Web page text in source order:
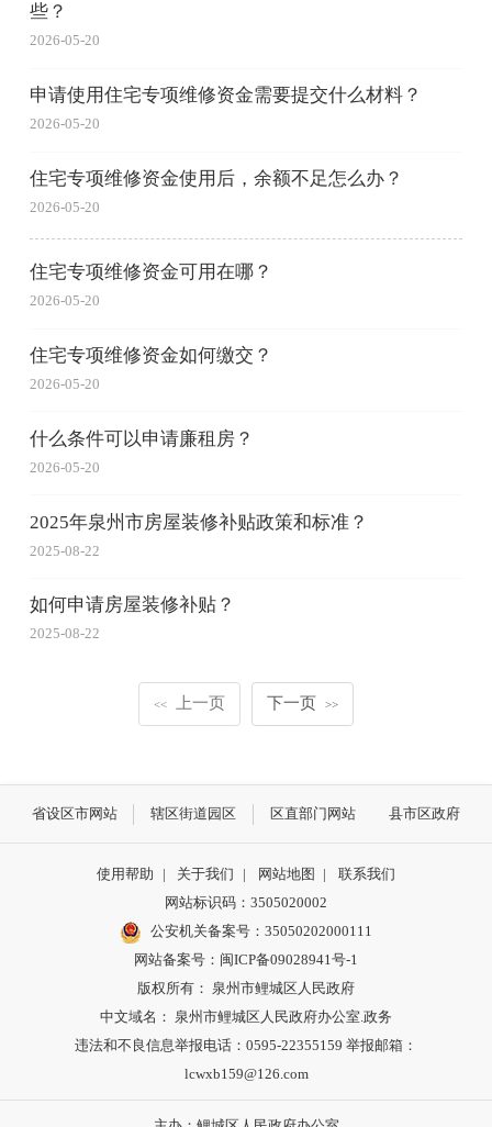
些？
2026-05-20
申请使用住宅专项维修资金需要提交什么材料？
2026-05-20
住宅专项维修资金使用后，余额不足怎么办？
2026-05-20
住宅专项维修资金可用在哪？
2026-05-20
住宅专项维修资金如何缴交？
2026-05-20
什么条件可以申请廉租房？
2026-05-20
2025年泉州市房屋装修补贴政策和标准？
2025-08-22
如何申请房屋装修补贴？
2025-08-22
<< 上一页 下一页 >>
省设区市网站 辖区街道园区 区直部门网站 县市区政府
使用帮助 | 关于我们 | 网站地图 |
联系我们
网站标识码：3505020002
公安机关备案号：35050202000111
网站备案号：闽ICP备09028941号-1
版权所有： 泉州市鲤城区人民政府
中文域名： 泉州市鲤城区人民政府办公室.政务
违法和不良信息举报电话：0595-22355159 举报邮箱：
lcwxb159@126.com